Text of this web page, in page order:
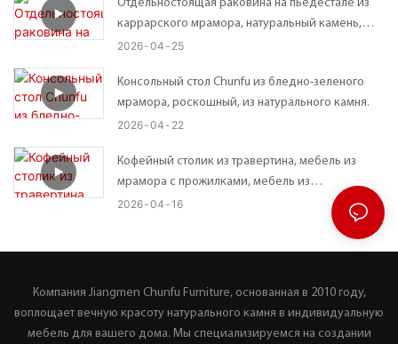
Отдельностоящая раковина на пьедестале из
каррарского мрамора, натуральный камень,
эффектный элемент декора для ванной
2026 04 25
Консольный стол Chunfu из бледно-зеленого
мрамора, роскошный, из натурального камня.
2026 04 22
Кофейный столик из травертина, мебель из
мрамора с прожилками, мебель из
полированного мрамора.
2026 04 16
Компания Jiangmen Chunfu Furniture, основанная в 2010 году,
воплощает вечную красоту натурального камня в индивидуальную
мебель для вашего дома. Мы специализируемся на создании